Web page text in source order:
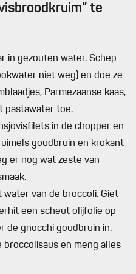
te
in gezouten water. Schep
niet weg) en doe ze
Parmezaanse kaas,
pastawater toe.
in de chopper en
goudbruin en krokant
er nog wat zeste van
water van de broccoli. Giet
een scheut olijfolie op
de gnocchi goudbruin in.
en meng alles